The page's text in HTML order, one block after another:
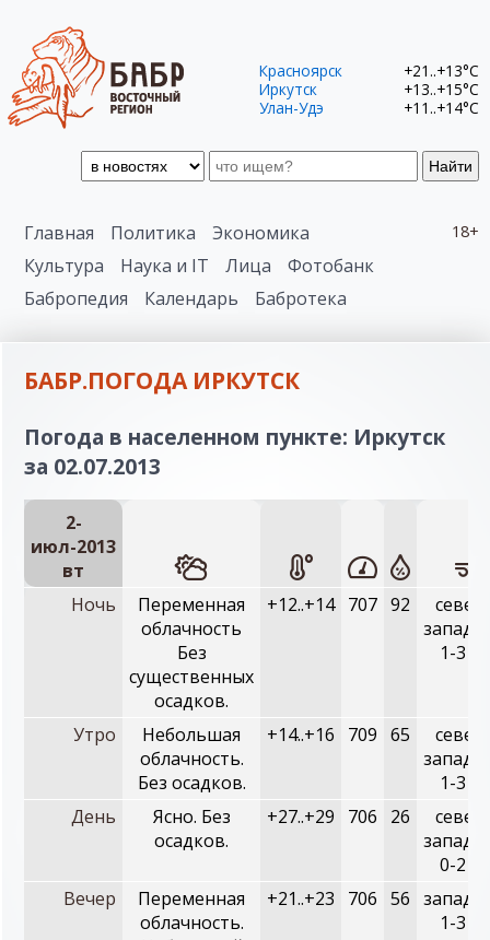
Найти
Красноярск
+21..+13°C
Иркутск
+13..+15°C
Улан-Удэ
+11..+14°C
18+
Главная Политика
Экономика
Культура
Наука и IT Лица
Фотобанк
Бабропедия
Календарь Бабротека
БАБР.ПОГОДА ИРКУТСК
Погода в населенном пункте: Иркутск
за 02.07.2013
2-
июл-2013
вт
Ночь
Переменная
облачность
Без
существенных
осадков.
+12..+14 707 92
1-3
Утро
Небольшая
облачность.
Без осадков.
+14..+16 709 65
1-3
День
Ясно. Без
осадков.
+27..+29 706 26
0-2
Вечер
Переменная
облачность.
+21..+23 706 56
1-3